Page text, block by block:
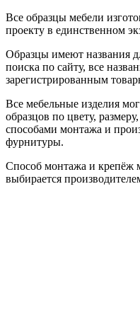
Все образцы мебели
проекту в единственном
Образцы имеют названия
поиска по сайту, все
зарегистрированным
Все мебельные изделия
образцов по цвету,
способами монтажа и
фурнитуры.
Способ монтажа и крепёж
выбирается